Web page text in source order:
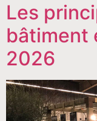
Les
bâtiment
2026